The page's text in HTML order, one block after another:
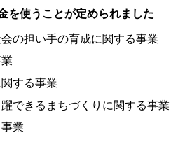
を使うことが定められました
の担い手の育成に関する事業
する事業
できるまちづくりに関する事業
業